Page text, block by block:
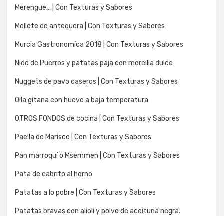
Merengue… | Con Texturas y Sabores
Mollete de antequera | Con Texturas y Sabores
Murcia Gastronomíca 2018 | Con Texturas y Sabores
Nido de Puerros y patatas paja con morcilla dulce
Nuggets de pavo caseros | Con Texturas y Sabores
Olla gitana con huevo a baja temperatura
OTROS FONDOS de cocina | Con Texturas y Sabores
Paella de Marisco | Con Texturas y Sabores
Pan marroquí o Msemmen | Con Texturas y Sabores
Pata de cabrito al horno
Patatas a lo pobre | Con Texturas y Sabores
Patatas bravas con alioli y polvo de aceituna negra.